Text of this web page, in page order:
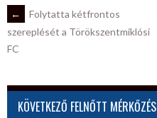
POST
NAVIGATION
←
Folytatta kétfrontos
szereplését a Törökszentmiklósi
FC
KÖVETKEZŐ FELNŐTT MÉRKŐZÉS